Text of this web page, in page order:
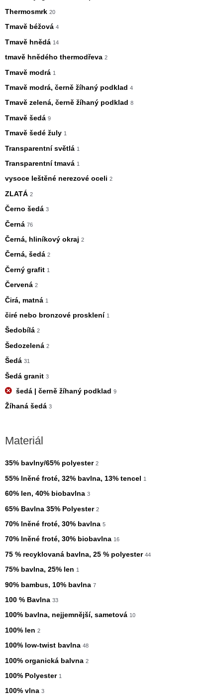
Thermosmrk 20
Tmavě béžová 4
Tmavě hnědá 14
tmavě hnědého thermodřeva 2
Tmavě modrá 1
Tmavě modrá, černě žíhaný podklad 4
Tmavě zelená, černě žíhaný podklad 8
Tmavě šedá 9
Tmavě šedé žuly 1
Transparentní světlá 1
Transparentní tmavá 1
vysoce leštěné nerezové oceli 2
ZLATÁ 2
Černo šedá 3
Černá 76
Černá, hliníkový okraj 2
Černá, šedá 2
Černý grafit 1
Červená 2
Čirá, matná 1
čiré nebo bronzové prosklení 1
Šedobílá 2
Šedozelená 2
Šedá 31
Šedá granit 3
šedá | černě žíhaný podklad 9
Žíhaná šedá 3
Materiál
35% bavlny/65% polyester 2
55% lněné froté, 32% bavlna, 13% tencel 1
60% len, 40% biobavlna 3
65% Bavlna 35% Polyester 2
70% lněné froté, 30% bavlna 5
70% lněné froté, 30% biobavlna 16
75 % recyklovaná bavlna, 25 % polyester 44
75% bavlna, 25% len 1
90% bambus, 10% bavlna 7
100 % Bavlna 33
100% bavlna, nejjemnější, sametová 10
100% len 2
100% low-twist bavlna 48
100% organická balvna 2
100% Polyester 1
100% vlna 3